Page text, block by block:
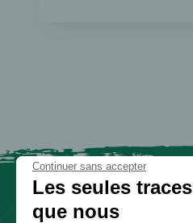
Continuer sans accepter
Les seules traces
que nous